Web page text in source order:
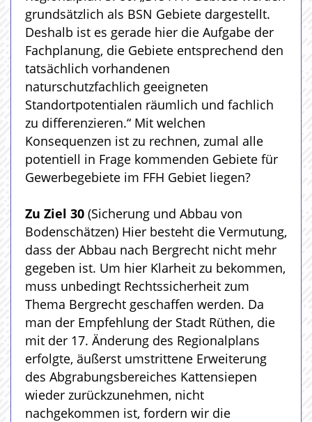
grundsätzlich als BSN Gebiete dargestellt.
Deshalb ist es gerade hier die Aufgabe der
Fachplanung, die Gebiete entsprechend den
tatsächlich vorhandenen
naturschutzfachlich geeigneten
Standortpotentialen räumlich und fachlich
zu differenzieren.“ Mit welchen
Konsequenzen ist zu rechnen, zumal alle
potentiell in Frage kommenden Gebiete für
Gewerbegebiete im FFH Gebiet liegen?
Zu Ziel 30 (Sicherung und Abbau von
Bodenschätzen) Hier besteht die Vermutung,
dass der Abbau nach Bergrecht nicht mehr
gegeben ist. Um hier Klarheit zu bekommen,
muss unbedingt Rechtssicherheit zum
Thema Bergrecht geschaffen werden. Da
man der Empfehlung der Stadt Rüthen, die
mit der 17. Änderung des Regionalplans
erfolgte, äußerst umstrittene Erweiterung
des Abgrabungsbereiches Kattensiepen
wieder zurückzunehmen, nicht
nachgekommen ist, fordern wir die